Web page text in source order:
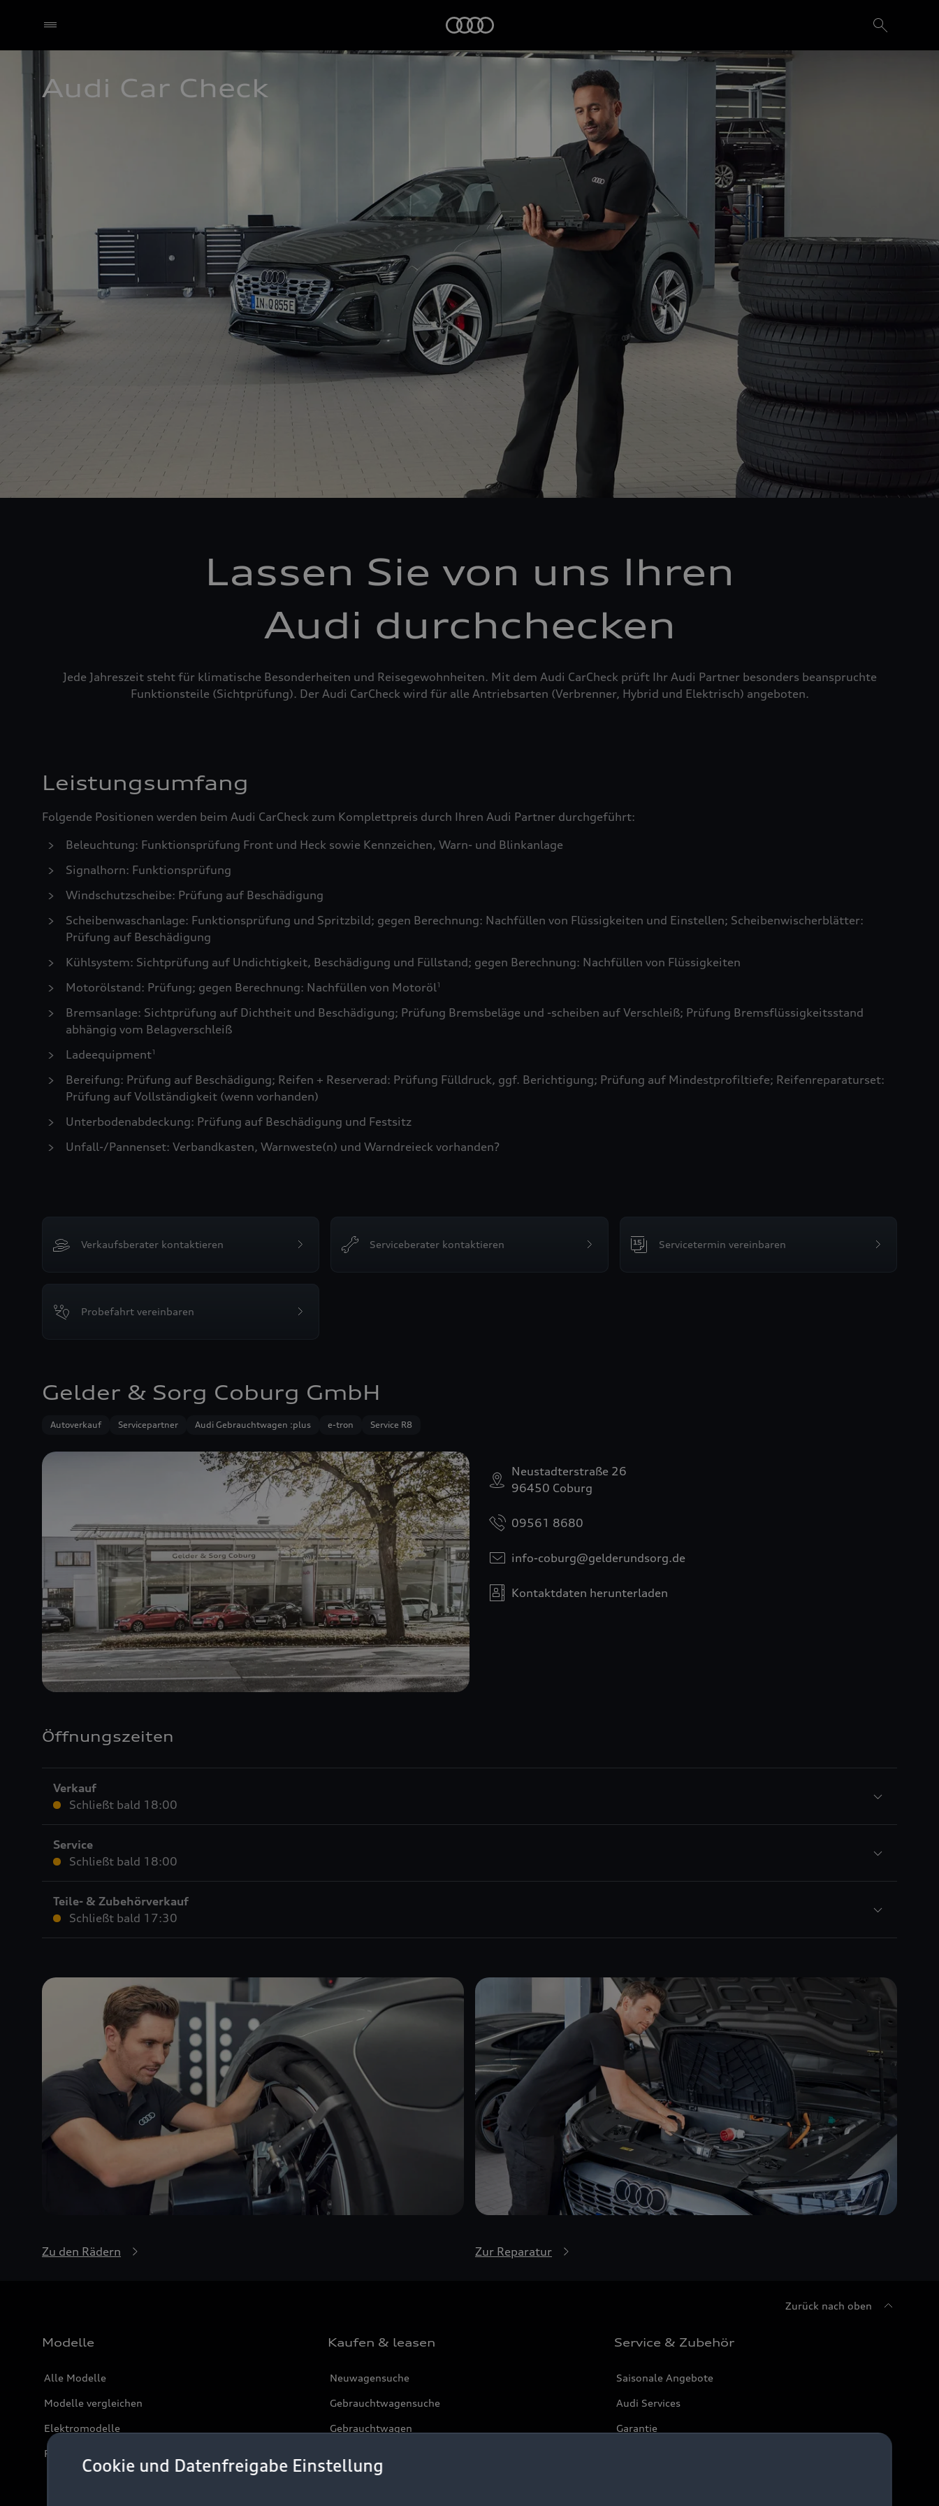
Cookie und Datenfreigabe Einstellung
Audi Car Check
Lassen Sie von uns Ihren
Audi durchchecken
Jede Jahreszeit steht für klimatische Besonderheiten und Reisegewohnheiten. Mit dem Audi CarCheck prüft Ihr Audi Partner besonders beanspruchte
Funktionsteile (Sichtprüfung). Der Audi CarCheck wird für alle Antriebsarten (Verbrenner, Hybrid und Elektrisch) angeboten.
Leistungsumfang
Folgende Positionen werden beim Audi CarCheck zum Komplettpreis durch Ihren Audi Partner durchgeführt:
Beleuchtung: Funktionsprüfung Front und Heck sowie Kennzeichen, Warn- und Blinkanlage
Signalhorn: Funktionsprüfung
Windschutzscheibe: Prüfung auf Beschädigung
Scheibenwaschanlage: Funktionsprüfung und Spritzbild; gegen Berechnung: Nachfüllen von Flüssigkeiten und Einstellen; Scheibenwischerblätter:
Prüfung auf Beschädigung
Kühlsystem: Sichtprüfung auf Undichtigkeit, Beschädigung und Füllstand; gegen Berechnung: Nachfüllen von Flüssigkeiten
Motorölstand: Prüfung; gegen Berechnung: Nachfüllen von Motoröl1
Bremsanlage: Sichtprüfung auf Dichtheit und Beschädigung; Prüfung Bremsbeläge und -scheiben auf Verschleiß; Prüfung Bremsflüssigkeitsstand
abhängig vom Belagverschleiß
Ladeequipment1
Bereifung: Prüfung auf Beschädigung; Reifen + Reserverad: Prüfung Fülldruck, ggf. Berichtigung; Prüfung auf Mindestprofiltiefe; Reifenreparaturset:
Prüfung auf Vollständigkeit (wenn vorhanden)
Unterbodenabdeckung: Prüfung auf Beschädigung und Festsitz
Unfall-/Pannenset: Verbandkasten, Warnweste(n) und Warndreieck vorhanden?
Verkaufsberater kontaktieren Serviceberater kontaktieren Servicetermin vereinbaren
Probefahrt vereinbaren
Gelder & Sorg Coburg GmbH
Autoverkauf Servicepartner Audi Gebrauchtwagen :plus e-tron Service R8
Neustadterstraße 26
96450 Coburg
09561 8680
info-coburg@gelderundsorg.de
Kontaktdaten herunterladen
Öffnungszeiten
Verkauf
Schließt bald 18:00
Service
Schließt bald 18:00
Teile- & Zubehörverkauf
Schließt bald 17:30
Zu den Rädern Zur Reparatur
Zurück nach oben
Modelle
Alle Modelle
Modelle vergleichen
Elektromodelle
Plug-in-Hybride
Kaufen & leasen
Neuwagensuche
Gebrauchtwagensuche
Gebrauchtwagen
Aktionen & Angebote
Service & Zubehör
Saisonale Angebote
Audi Services
Garantie